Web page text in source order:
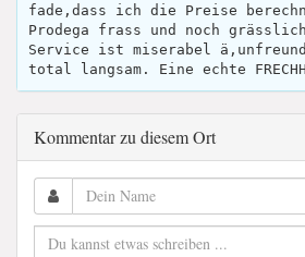
fade,dass ich die Preise
Prodega frass und noch
Service ist miserabel
total langsam. Eine echte
Kommentar zu diesem Ort